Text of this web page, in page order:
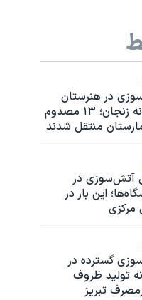
در هنرستان
دخترانه زنجان؛ ۱۳ مصدوم
منتقل شدند
آتش‌سوزی در
این بار در
مرکزی
گسترده در
تولید ظروف
تبریز